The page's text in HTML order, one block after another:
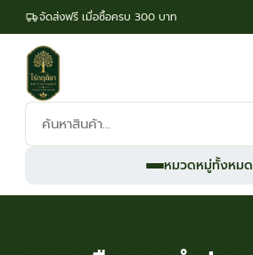
จัดส่งฟรี เมื่อซื้อครบ 300 บาท
ค้นหา
สินค้า:
หมวดหมู่ทั้งหมด